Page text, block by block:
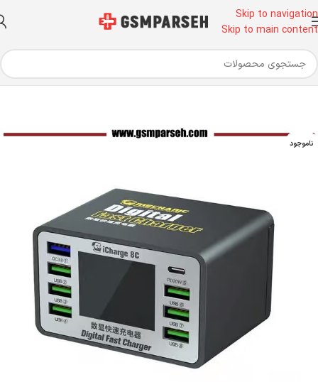
Skip to navigation
Skip to main content
ابزار آلات تعمیرات موبایل ابزار تعمیرات موبایل تستر یو اس بی - USB Tester
ناموجود